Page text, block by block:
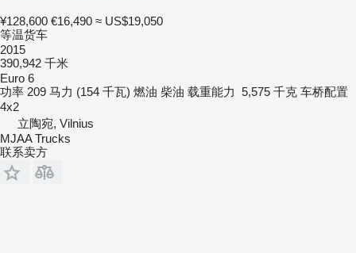
¥128,600 €16,490 ≈ US$19,050
等温货车
2015
390,942 千米
Euro 6
功率 209 马力 (154 千瓦) 燃油 柴油 载重能力 5,575 千克 车桥配置
4x2
立陶宛, Vilnius
MJAA Trucks
联系卖方